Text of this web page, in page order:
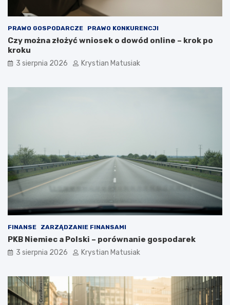
PRAWO GOSPODARCZE PRAWO KONKURENCJI
Czy można złożyć wniosek o dowód online – krok po
kroku
3 sierpnia 2026 Krystian Matusiak
FINANSE ZARZĄDZANIE FINANSAMI
PKB Niemiec a Polski – porównanie gospodarek
3 sierpnia 2026 Krystian Matusiak